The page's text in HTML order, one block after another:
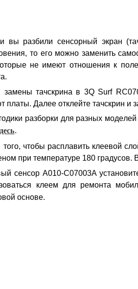
вы разбили сенсорный экран
то его можно заменить
не имеют отношения к
замены тачскрина в 3Q Surf
платы. Далее отклейте тачскрин и
разборки для разных
.
того, чтобы расплавить клеевой
при температуре 180
сенсор A010-C07003A
клеем для ремонта
основе.